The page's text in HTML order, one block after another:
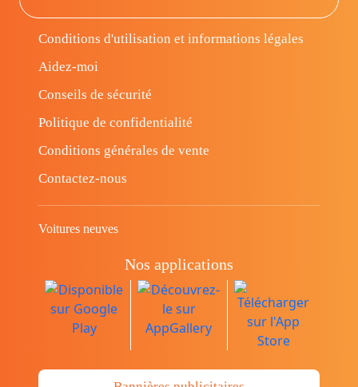
Conditions d'utilisation et informations légales
Aidez-moi
Conseils de sécurité
Politique de confidentialité
Conditions générales de vente
Contactez-nous
Voitures neuves
Nos applications